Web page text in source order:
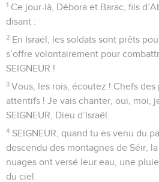
1 Ce jour-là, Débora et Barac, fils
disant :
2 En Israël, les soldats sont prêts
s’offre volontairement pour
SEIGNEUR !
3 Vous, les rois, écoutez ! Chefs des
attentifs ! Je vais chanter, oui, moi,
SEIGNEUR, Dieu d’Israël.
4 SEIGNEUR, quand tu es venu du
descendu des montagnes de Séir,
nuages ont versé leur eau, une
du ciel.